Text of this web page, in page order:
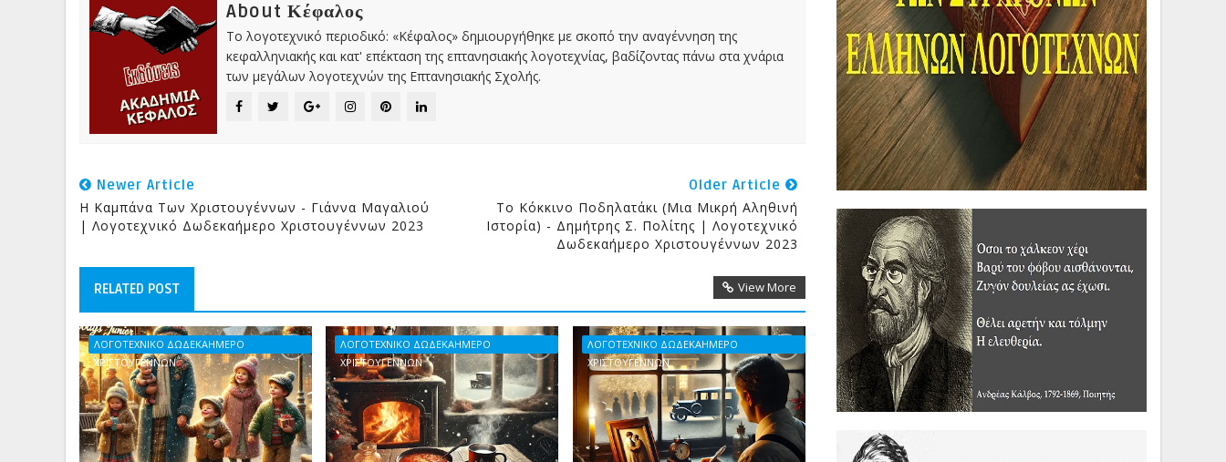
About Κέφαλος
Το λογοτεχνικό περιοδικό: «Κέφαλος» δημιουργήθηκε με σκοπό την αναγέννηση της
κεφαλληνιακής και κατ' επέκταση της επτανησιακής λογοτεχνίας, βαδίζοντας πάνω στα χνάρια
των μεγάλων λογοτεχνών της Επτανησιακής Σχολής.
Newer Article
Η Καμπάνα Των Χριστουγέννων - Γιάννα Μαγαλιού
| Λογοτεχνικό Δωδεκαήμερο Χριστουγέννων 2023
Older Article
Το Κόκκινο Ποδηλατάκι (μια Μικρή Αληθινή
Ιστορία) - Δημήτρης Σ. Πολίτης | Λογοτεχνικό
Δωδεκαήμερο Χριστουγέννων 2023
RELATED POST View More
ΛΟΓΟΤΕΧΝΙΚΟ ΔΩΔΕΚΑΗΜΕΡΟ
ΧΡΙΣΤΟΥΓΕΝΝΩΝ
ΛΟΓΟΤΕΧΝΙΚΟ ΔΩΔΕΚΑΗΜΕΡΟ
ΧΡΙΣΤΟΥΓΕΝΝΩΝ
ΛΟΓΟΤΕΧΝΙΚΟ ΔΩΔΕΚΑΗΜΕΡΟ
ΧΡΙΣΤΟΥΓΕΝΝΩΝ